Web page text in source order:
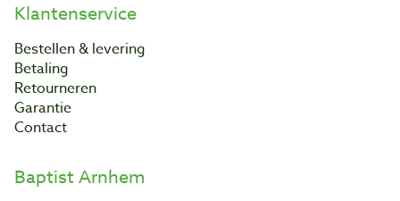
Klantenservice
Bestellen & levering
Betaling
Retourneren
Garantie
Contact
Baptist Arnhem